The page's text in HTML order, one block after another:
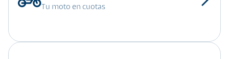
Tu moto en cuotas